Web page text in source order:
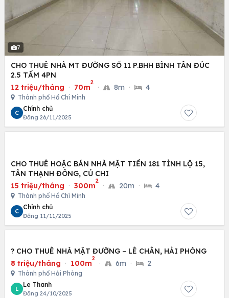
7
CHO THUÊ NHÀ MT ĐƯỜNG SỐ 11 P.BHH BÌNH TÂN ĐÚC
2.5 TẤM 4PN
12 triệu/tháng · 70m
2
· 8m · 4
Thành phố Hồ Chí Minh
C
Chính chủ
Đăng 26/11/2025
CHO THUÊ HOẶC BÁN NHÀ MẶT TIỀN 181 TỈNH LỘ 15,
TÂN THẠNH ĐÔNG, CỦ CHI
15 triệu/tháng · 300m
2
· 20m · 4
Thành phố Hồ Chí Minh
C
Chính chủ
Đăng 11/11/2025
? CHO THUÊ NHÀ MẶT ĐƯỜNG – LÊ CHÂN, HẢI PHÒNG
8 triệu/tháng · 100m
2
· 6m · 2
Thành phố Hải Phòng
L
Le Thanh
Đăng 24/10/2025